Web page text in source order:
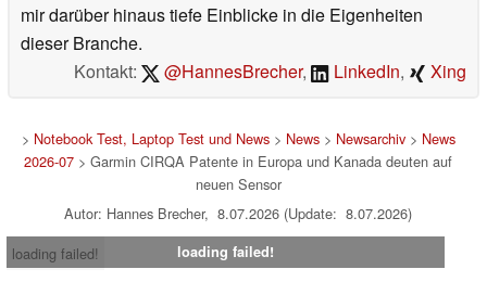
mir darüber hinaus tiefe Einblicke in die Eigenheiten
dieser Branche.
Kontakt:
@HannesBrecher, LinkedIn, Xing
> Notebook Test, Laptop Test und News> News> Newsarchiv> News
2026-07 > Garmin CIRQA Patente in Europa und Kanada deuten auf
neuen Sensor
Autor: Hannes Brecher, 8.07.2026 (Update: 8.07.2026)
loading failed!
loading failed!